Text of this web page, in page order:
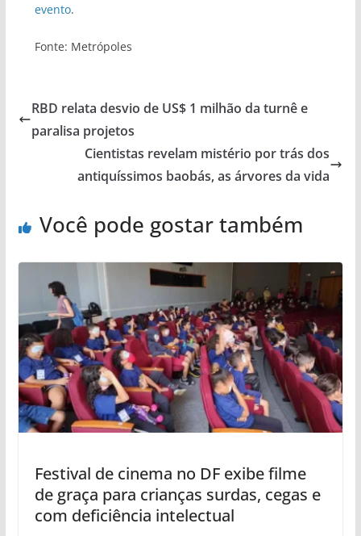
evento.
Fonte: Metrópoles
RBD relata desvio de US$ 1 milhão da turnê e
paralisa projetos
Cientistas revelam mistério por trás dos
antiquíssimos baobás, as árvores da vida
Você pode gostar também
Festival de cinema no DF exibe filme
de graça para crianças surdas, cegas e
com deficiência intelectual